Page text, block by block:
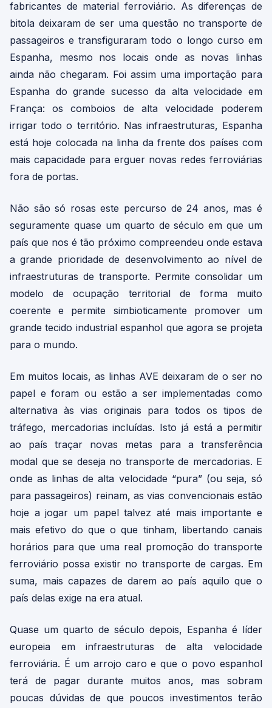
fabricantes de material ferroviário. As diferenças de
bitola deixaram de ser uma questão no transporte de
passageiros e transfiguraram todo o longo curso em
Espanha, mesmo nos locais onde as novas linhas
ainda não chegaram. Foi assim uma importação para
Espanha do grande sucesso da alta velocidade em
França: os comboios de alta velocidade poderem
irrigar todo o território. Nas infraestruturas, Espanha
está hoje colocada na linha da frente dos países com
mais capacidade para erguer novas redes ferroviárias
fora de portas.
Não são só rosas este percurso de 24 anos, mas é
seguramente quase um quarto de século em que um
país que nos é tão próximo compreendeu onde estava
a grande prioridade de desenvolvimento ao nível de
infraestruturas de transporte. Permite consolidar um
modelo de ocupação territorial de forma muito
coerente e permite simbioticamente promover um
grande tecido industrial espanhol que agora se projeta
para o mundo.
Em muitos locais, as linhas AVE deixaram de o ser no
papel e foram ou estão a ser implementadas como
alternativa às vias originais para todos os tipos de
tráfego, mercadorias incluídas. Isto já está a permitir
ao país traçar novas metas para a transferência
modal que se deseja no transporte de mercadorias. E
onde as linhas de alta velocidade “pura” (ou seja, só
para passageiros) reinam, as vias convencionais estão
hoje a jogar um papel talvez até mais importante e
mais efetivo do que o que tinham, libertando canais
horários para que uma real promoção do transporte
ferroviário possa existir no transporte de cargas. Em
suma, mais capazes de darem ao país aquilo que o
país delas exige na era atual.
Quase um quarto de século depois, Espanha é líder
europeia em infraestruturas de alta velocidade
ferroviária. É um arrojo caro e que o povo espanhol
terá de pagar durante muitos anos, mas sobram
poucas dúvidas de que poucos investimentos terão